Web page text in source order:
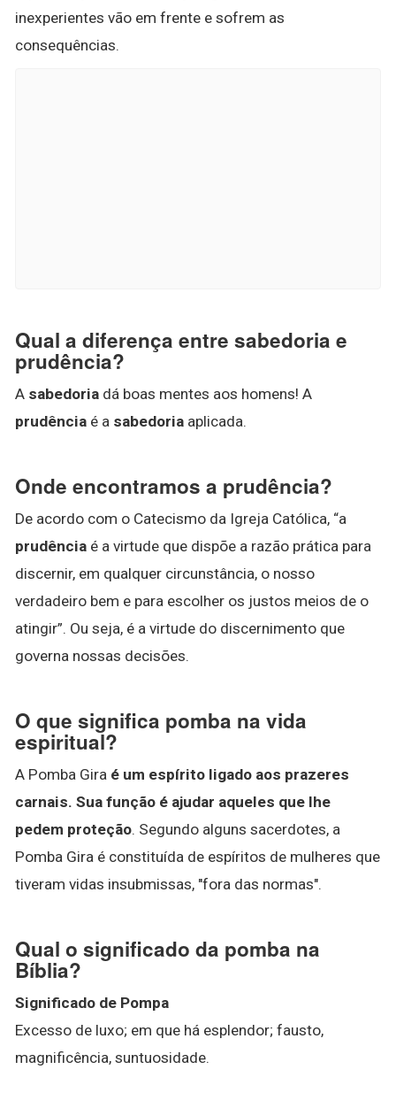
inexperientes vão em frente e sofrem as
consequências.
Qual a diferença entre sabedoria e
prudência?
A sabedoria dá boas mentes aos homens! A
prudência é a sabedoria aplicada.
Onde encontramos a prudência?
De acordo com o Catecismo da Igreja Católica, “a
prudência é a virtude que dispõe a razão prática para
discernir, em qualquer circunstância, o nosso
verdadeiro bem e para escolher os justos meios de o
atingir”. Ou seja, é a virtude do discernimento que
governa nossas decisões.
O que significa pomba na vida
espiritual?
A Pomba Gira é um espírito ligado aos prazeres
carnais. Sua função é ajudar aqueles que lhe
pedem proteção. Segundo alguns sacerdotes, a
Pomba Gira é constituída de espíritos de mulheres que
tiveram vidas insubmissas, "fora das normas".
Qual o significado da pomba na
Bíblia?
Significado de Pompa
Excesso de luxo; em que há esplendor; fausto,
magnificência, suntuosidade.